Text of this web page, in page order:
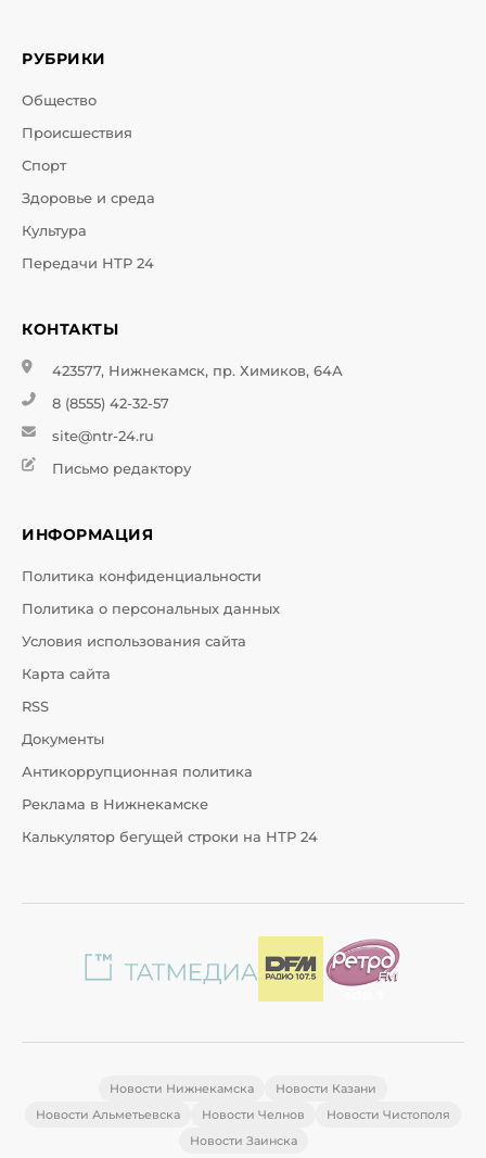
РУБРИКИ
Общество
Происшествия
Спорт
Здоровье и среда
Культура
Передачи НТР 24
КОНТАКТЫ
423577, Нижнекамск, пр. Химиков, 64А
8 (8555) 42-32-57
site@ntr-24.ru
Письмо редактору
ИНФОРМАЦИЯ
Политика конфиденциальности
Политика о персональных данных
Условия использования сайта
Карта сайта
RSS
Документы
Антикоррупционная политика
Реклама в Нижнекамске
Калькулятор бегущей строки на НТР 24
Новости Нижнекамска
Новости Казани
Новости Альметьевска
Новости Челнов
Новости Чистополя
Новости Заинска